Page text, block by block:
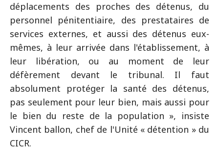
déplacements des proches des détenus, du
personnel pénitentiaire, des prestataires de
services externes, et aussi des détenus eux-
mêmes, à leur arrivée dans l'établissement, à
leur libération, ou au moment de leur
défèrement devant le tribunal. Il faut
absolument protéger la santé des détenus,
pas seulement pour leur bien, mais aussi pour
le bien du reste de la population », insiste
Vincent ballon, chef de l'Unité « détention » du
CICR.